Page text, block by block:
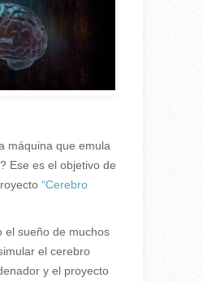
máquina que emula
Ese es el objetivo de
“Cerebro
el sueño de muchos
el cerebro
y el proyecto